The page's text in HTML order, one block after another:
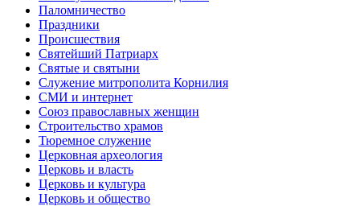
Паломничество
Праздники
Происшествия
Святейший Патриарх
Святые и святыни
Служение митрополита Корнилия
СМИ и интернет
Союз православных женщин
Строительство храмов
Тюремное служение
Церковная археология
Церковь и власть
Церковь и культура
Церковь и общество